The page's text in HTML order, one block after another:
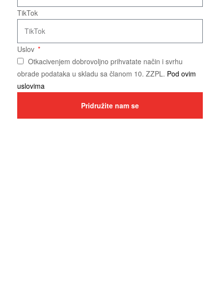
TikTok
Uslov
Otkacivenjem dobrovoljno prihvatate način i svrhu
obrade podataka u skladu sa članom 10. ZZPL. Pod ovim
uslovima
Pridružite nam se